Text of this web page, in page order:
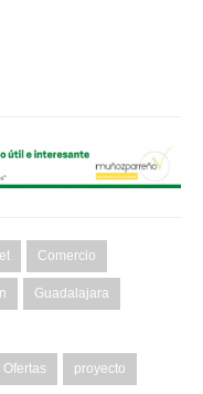
Comercio
Guadalajara
proyecto